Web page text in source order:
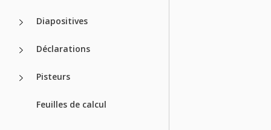
Diapositives
Déclarations
Pisteurs
Feuilles de calcul